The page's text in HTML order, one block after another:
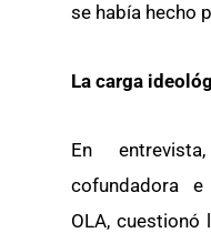
se había hecho
La carga
En
cofundadora
OLA, cuestionó